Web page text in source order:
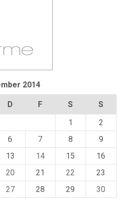
2014
D F S
S
1
2
6 7 8
9
13 14 15
16
20 21 22
23
27 28 29 30